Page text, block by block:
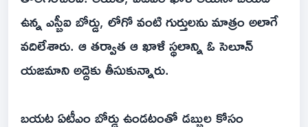
ఉన్న ఎస్బీఐ బోర్డు, లోగో వంటి గుర్తులను మాత్రం అలాగే
వదిలేశారు. ఆ తర్వాత ఆ ఖాళీ స్థలాన్ని ఓ సెలూన్
యజమాని అద్దెకు తీసుకున్నారు.
బయట ఏటీఎం బోర్డు ఉండటంతో డబ్బుల కోసం